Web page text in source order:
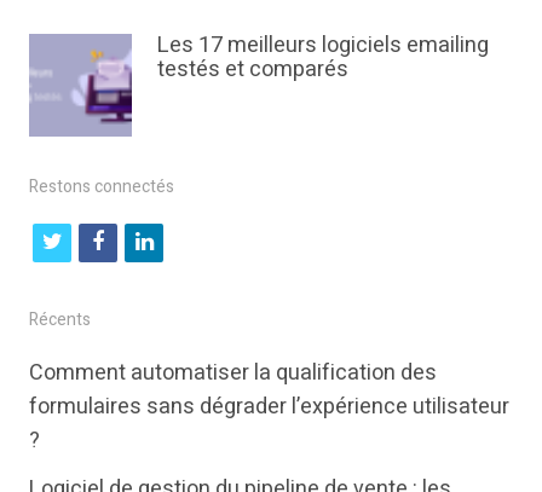
Les 17 meilleurs logiciels emailing
testés et comparés
Restons connectés
t
i
t
r
f
b
l
k
e
Récents
Comment automatiser la qualification des
formulaires sans dégrader l’expérience utilisateur
?